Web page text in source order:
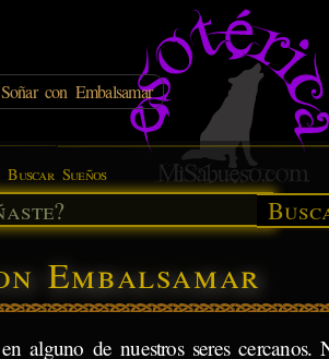
Soñar con Embalsamar
Buscar Sueños
Embalsamar
alguno de nuestros seres cercanos.